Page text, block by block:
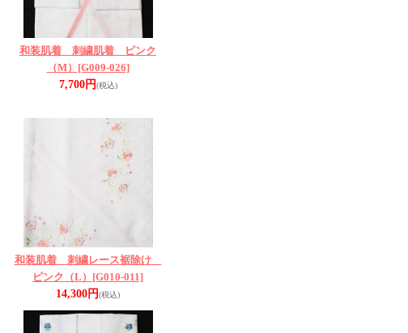
和装肌着 刺繍肌着 ピンク
（M） [G009-026]
7,700円(税込)
和装肌着 刺繍レース裾除け
ピンク（L） [G010-011]
14,300円(税込)